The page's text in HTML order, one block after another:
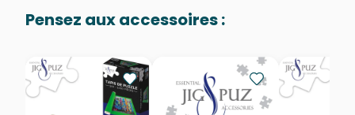
Provenance Puzzles fabriqués en France
EAN 8699375067408
Nombre de pièces 1000 pièces
Pensez aux accessoires :